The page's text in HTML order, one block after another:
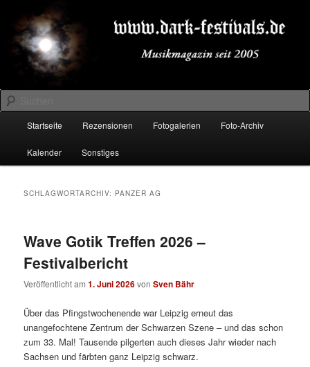
primären
Inhalt
springen
sekundären
Inhalt
springenDARK-FESTIVALS.DE
Suchen
Startseite Rezensionen Fotogalerien Foto-Archiv
Kalender Sonstiges
SCHLAGWORTARCHIV: PANZER AG
Wave Gotik Treffen 2026 –
Festivalbericht
Veröffentlicht am1. Juni 2026vonSven Bähr
Über das Pfingstwochenende war Leipzig erneut das
unangefochtene Zentrum der Schwarzen Szene – und das schon
zum 33. Mal! Tausende pilgerten auch dieses Jahr wieder nach
Sachsen und färbten ganz Leipzig schwarz.